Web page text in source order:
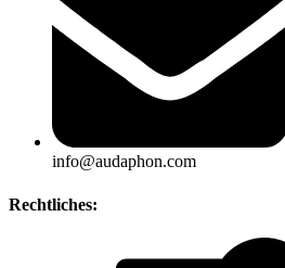
info@audaphon.com
Rechtliches: